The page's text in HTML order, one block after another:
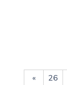
« 26